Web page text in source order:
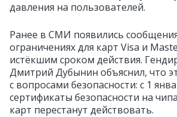
давления на пользователей.
Ранее в СМИ появились
ограничениях для карт Visa и
истёкшим сроком действия.
Дмитрий Дубынин объяснил, что
с вопросами безопасности: с 1
сертификаты безопасности на
карт перестанут действовать.